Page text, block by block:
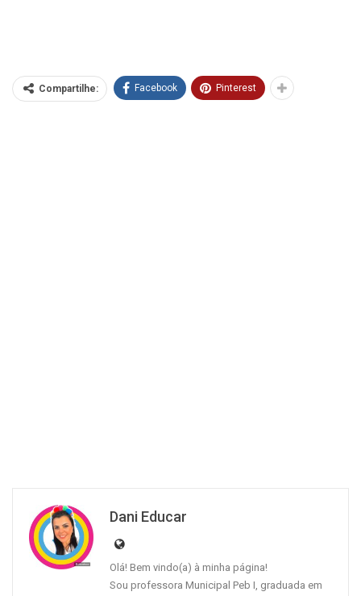
Compartilhe: Facebook Pinterest
Dani Educar
Olá! Bem vindo(a) à minha página!
Sou professora Municipal Peb I, graduada em